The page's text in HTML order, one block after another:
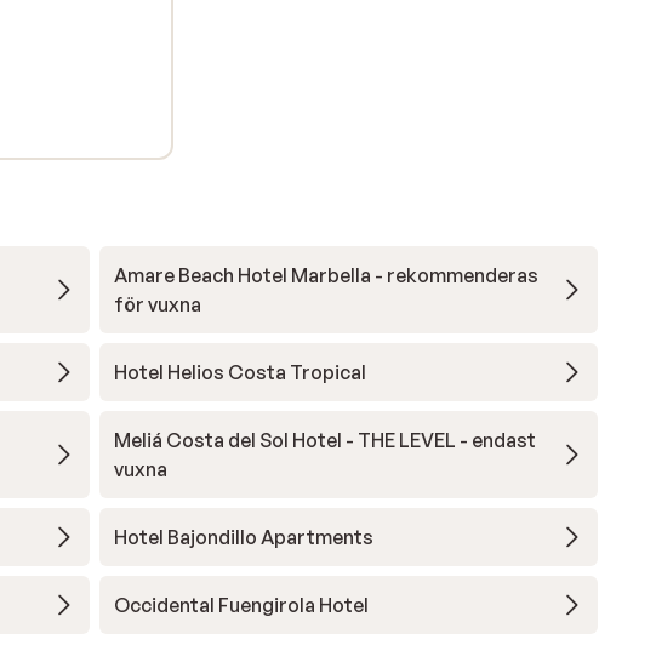
Amare Beach Hotel Marbella - rekommenderas
för vuxna
Hotel Helios Costa Tropical
Meliá Costa del Sol Hotel - THE LEVEL - endast
vuxna
Hotel Bajondillo Apartments
Occidental Fuengirola Hotel